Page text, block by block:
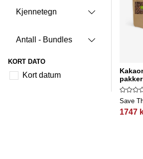
Kjennetegn
Antall - Bundles
KORT DATO
Kort datum
pakker
Save
1747